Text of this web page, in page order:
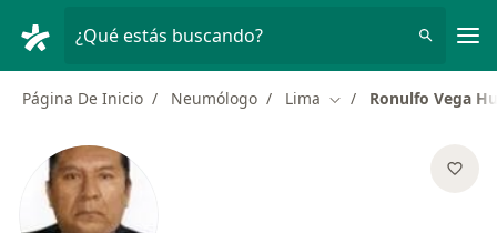
¿Qué estás buscando?
Página De Inicio Neumólogo Lima Cambiar de ciudad
Ronulfo Vega